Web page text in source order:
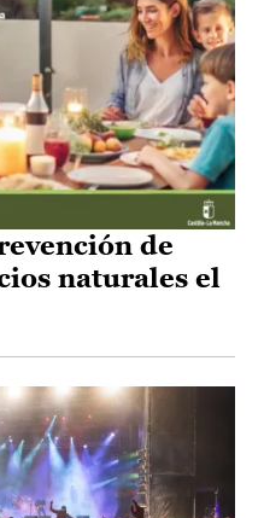
de
naturales el